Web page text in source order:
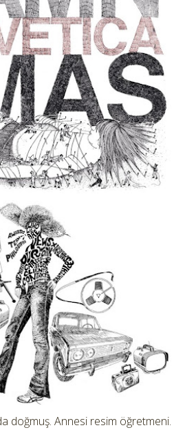
doğmuş. Annesi resim öğretmeni.